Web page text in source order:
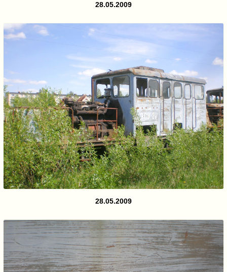
28.05.2009
28.05.2009